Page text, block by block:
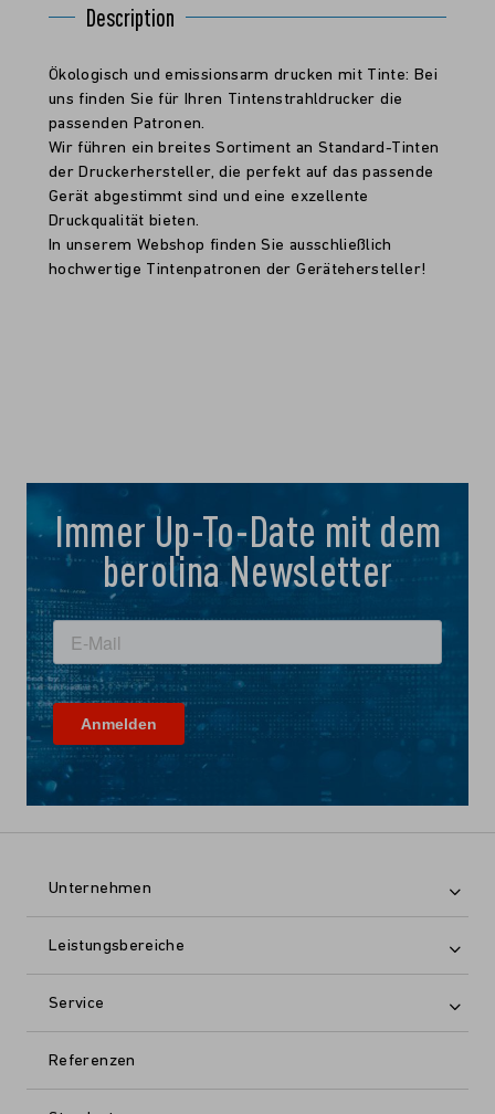
Description
Ökologisch und emissionsarm drucken mit Tinte: Bei
uns finden Sie für Ihren Tintenstrahldrucker die
passenden Patronen.
Wir führen ein breites Sortiment an Standard-Tinten
der Druckerhersteller, die perfekt auf das passende
Gerät abgestimmt sind und eine exzellente
Druckqualität bieten.
In unserem Webshop finden Sie ausschließlich
hochwertige Tintenpatronen der Gerätehersteller!
Immer Up-To-Date mit dem
berolina Newsletter
Unternehmen
Leistungsbereiche
Service
Referenzen